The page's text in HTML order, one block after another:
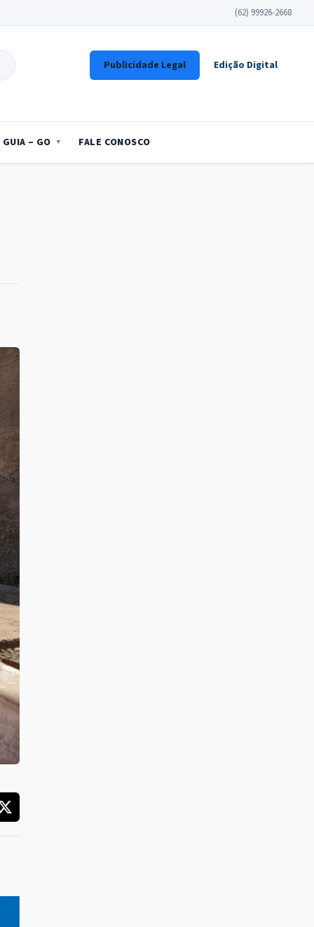
(62) 99926-2668
Publicidade Legal Edição Digital
GUIA – GO FALE CONOSCO